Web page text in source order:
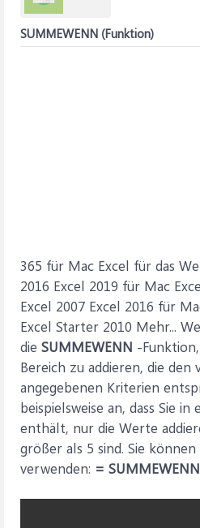
SUMMEWENN (Funktion)
365 für Mac Excel für das
2016 Excel 2019 für Mac
Excel 2007 Excel 2016 für
Excel Starter 2010 Mehr...
die SUMMEWENN -
Bereich zu addieren, die den
angegebenen Kriterien
beispielsweise an, dass Sie
enthält, nur die Werte
größer als 5 sind. Sie
verwenden: =